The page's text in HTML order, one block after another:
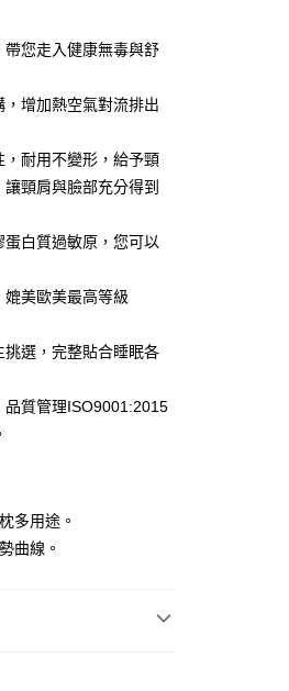
21家銀行
業銀行
業銀行
業銀行
業銀行
業銀行
邦商業銀行
業銀行
際商業銀行
台灣）商業銀行
付方式。 讓您購物簡單
。
完成結帳。
交易完成。
您走入健康無毒與舒
增加熱空氣對流排出
耐用不變形，給予頸
頸肩與臉部充分得到
白質過敏原，您可以
美歐美最高等級
選，完整貼合睡眠各
品質管理ISO9001:2015
多用途。
曲線。